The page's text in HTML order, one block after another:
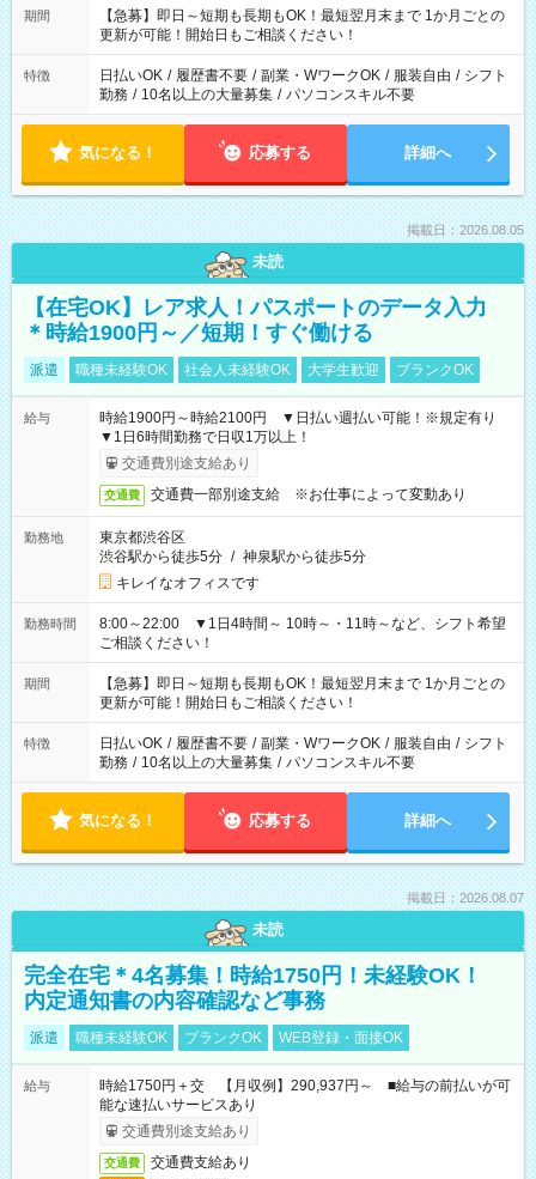
期間
【急募】即日～短期も長期もOK！最短翌月末まで 1か月ごとの
更新が可能！開始日もご相談ください！
特徴 日払いOK / 履歴書不要 / 副業・WワークOK / 服装自由 / シフト
勤務 / 10名以上の大量募集 / パソコンスキル不要
気になる！ 応募する 詳細へ
掲載日：2026.08.05
未読
【在宅OK】レア求人！パスポートのデータ入力
＊時給1900円～／短期！すぐ働ける
派遣 職種未経験OK 社会人未経験OK 大学生歓迎 ブランクOK
給与
時給1900円～時給2100円 ▼日払い週払い可能！※規定有り
▼1日6時間勤務で日収1万以上！
交通費別途支給あり
交通費 交通費一部別途支給 ※お仕事によって変動あり
勤務地
東京都渋谷区
渋谷駅から徒歩5分 / 神泉駅から徒歩5分
キレイなオフィスです
勤務時間
8:00～22:00 ▼1日4時間～ 10時～・11時～など、シフト希望
ご相談ください！
期間
【急募】即日～短期も長期もOK！最短翌月末まで 1か月ごとの
更新が可能！開始日もご相談ください！
特徴 日払いOK / 履歴書不要 / 副業・WワークOK / 服装自由 / シフト
勤務 / 10名以上の大量募集 / パソコンスキル不要
気になる！ 応募する 詳細へ
掲載日：2026.08.07
未読
完全在宅＊4名募集！時給1750円！未経験OK！
内定通知書の内容確認など事務
派遣 職種未経験OK ブランクOK WEB登録・面接OK
給与
時給1750円＋交 【月収例】290,937円～ ■給与の前払いが可
能な速払いサービスあり
交通費別途支給あり
交通費 交通費支給あり